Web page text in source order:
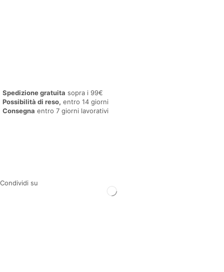
Spedizione gratuita sopra i 99€
Possibilità di reso, entro 14 giorni
Consegna entro 7 giorni lavorativi
Condividi su